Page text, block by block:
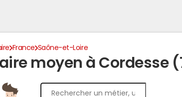
France Saône-et-Loire
moyen à Cordesse